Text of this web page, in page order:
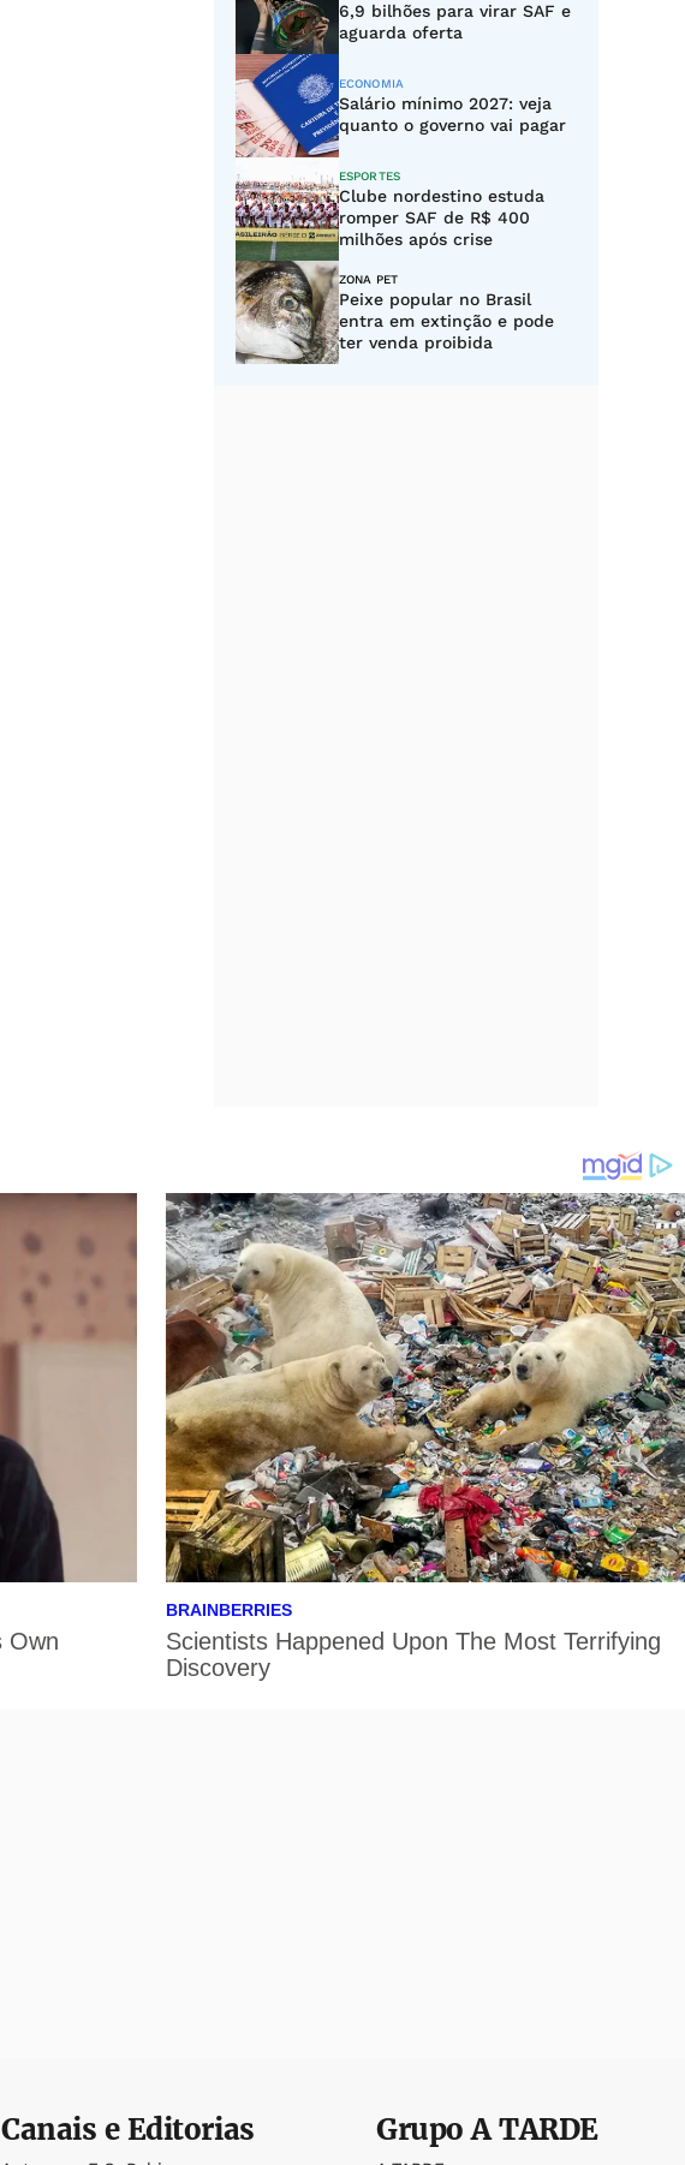
6,9 bilhões para virar SAF e
aguarda oferta
ECONOMIA
Salário mínimo 2027: veja
quanto o governo vai pagar
ESPORTES
Clube nordestino estuda
romper SAF de R$ 400
milhões após crise
ZONA PET
Peixe popular no Brasil
entra em extinção e pode
ter venda proibida
Canais e Editorias GrupoA TARDE